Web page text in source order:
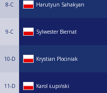
8-C Harutyun Sahakyan
9-C Sylwester Biernat
10-D Krystian Plociniak
11-D Karol Łupiński